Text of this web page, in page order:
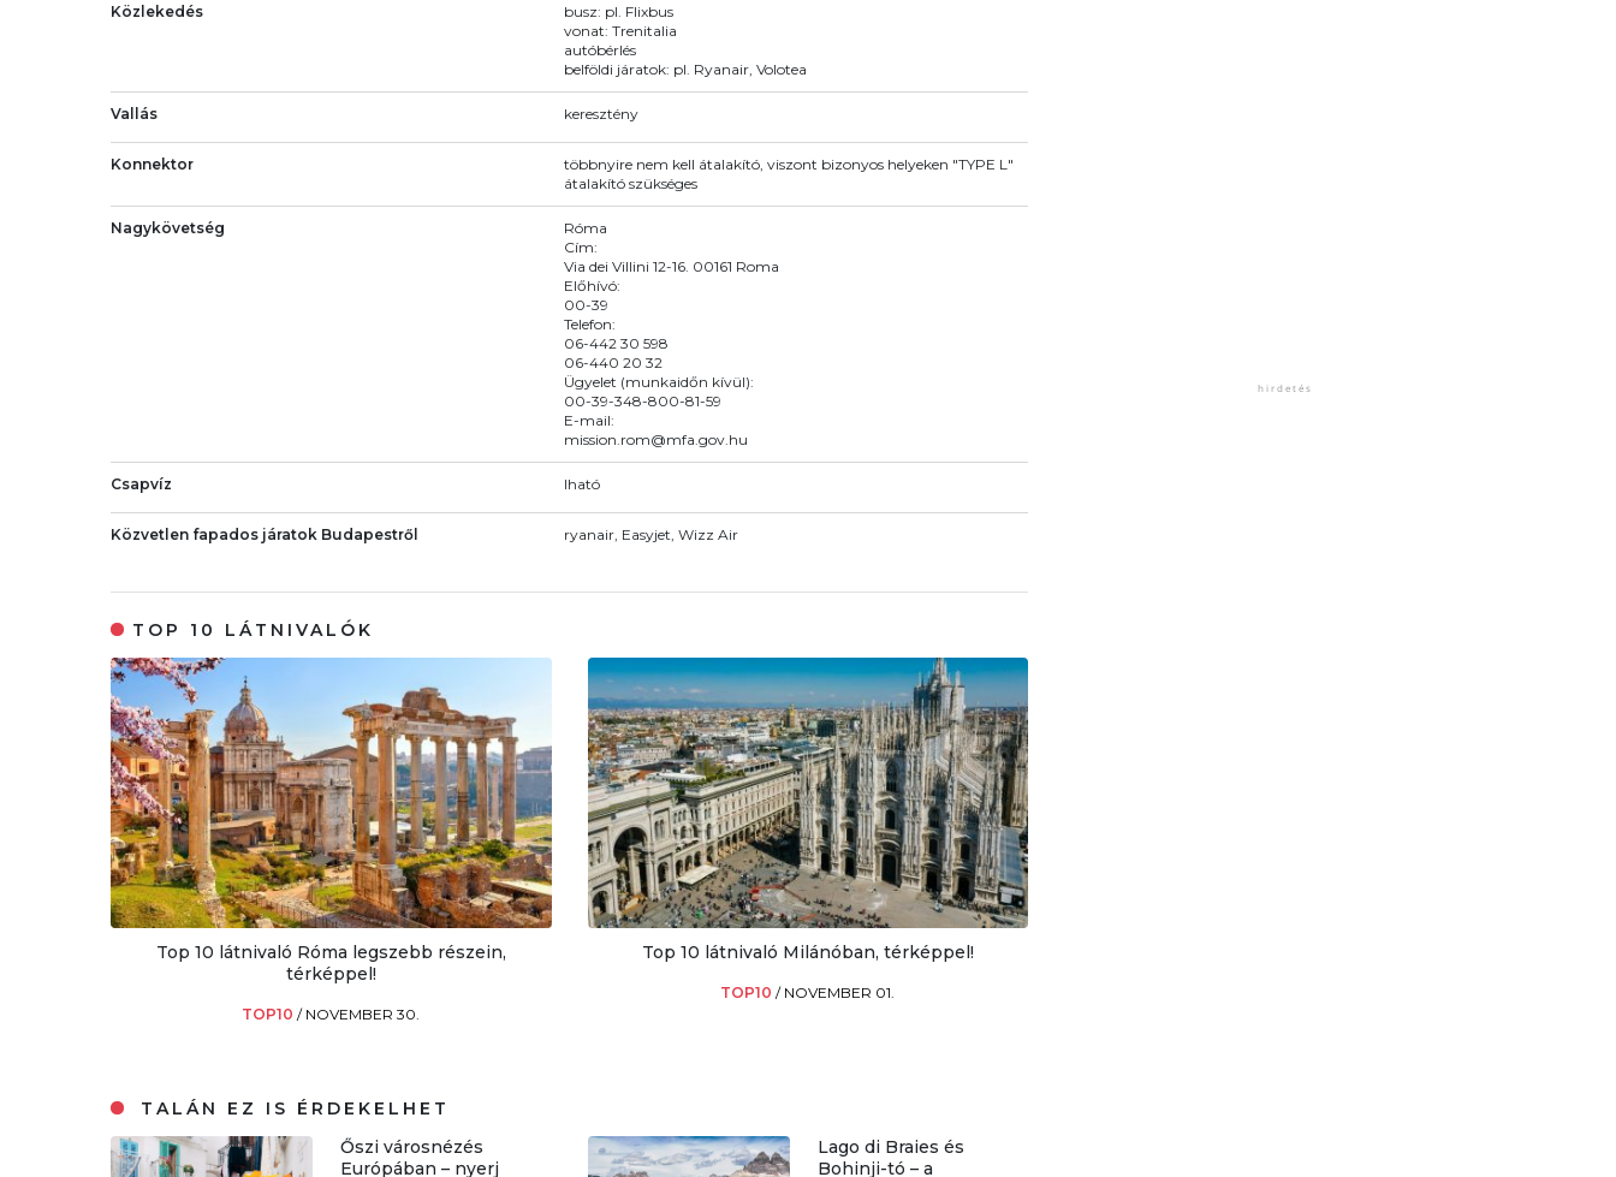
Közlekedés
busz: pl. Flixbus
vonat: Trenitalia
autóbérlés
belföldi járatok: pl. Ryanair, Volotea
Vallás keresztény
Konnektor
többnyire nem kell átalakító, viszont bizonyos helyeken "TYPE L"
átalakító szükséges
Nagykövetség
Róma
Cím:
Via dei Villini 12-16. 00161 Roma
Előhívó:
00-39
Telefon:
06-442 30 598
06-440 20 32
Ügyelet (munkaidőn kívül):
00-39-348-800-81-59
E-mail:
mission.rom@mfa.gov.hu
Csapvíz Iható
Közvetlen fapados járatok Budapestről ryanair, Easyjet, Wizz Air
TOP 10 LÁTNIVALÓK
Top 10 látnivaló Róma legszebb részein,
térképpel!
TOP10/ NOVEMBER 30.
Top 10 látnivaló Milánóban, térképpel!
TOP10/ NOVEMBER 01.
TALÁN EZ IS ÉRDEKELHET
Őszi városnézés
Európában – nyerj
Lago di Braies és
Bohinji-tó – a